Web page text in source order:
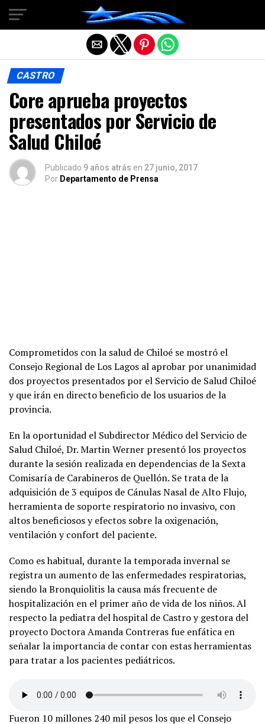
CASTRO
Core aprueba proyectos
presentados por Servicio de
Salud Chiloé
Publicado 9 años atrás en 27 junio, 2017
Por Departamento de Prensa
Comprometidos con la salud de Chiloé se mostró el
Consejo Regional de Los Lagos al aprobar por unanimidad
dos proyectos presentados por el Servicio de Salud Chiloé
y que irán en directo beneficio de los usuarios de la
provincia.
En la oportunidad el Subdirector Médico del Servicio de
Salud Chiloé, Dr. Martin Werner presentó los proyectos
durante la sesión realizada en dependencias de la Sexta
Comisaría de Carabineros de Quellón. Se trata de la
adquisición de 3 equipos de Cánulas Nasal de Alto Flujo,
herramienta de soporte respiratorio no invasivo, con
altos beneficiosos y efectos sobre la oxigenación,
ventilación y confort del paciente.
Como es habitual, durante la temporada invernal se
registra un aumento de las enfermedades respiratorias,
siendo la Bronquiolitis la causa más frecuente de
hospitalización en el primer año de vida de los niños. Al
respecto la pediatra del hospital de Castro y gestora del
proyecto Doctora Amanda Contreras fue enfática en
señalar la importancia de contar con estas herramientas
para tratar a los pacientes pediátricos.
Fueron 10 millones 240 mil pesos los que el Consejo
Salir de la versión móvil